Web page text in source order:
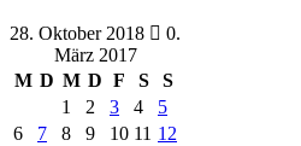
28. Oktober 2018
0.
März 2017
M D M D F S
S
1
2 3 4
5
6
7 8 9 10 11 12